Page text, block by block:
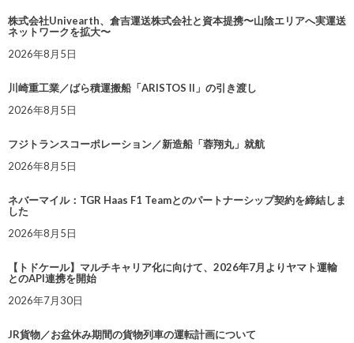
株式会社Univearth、倉吉運送株式会社と資本提携〜山陰エリアへ実運送
ネットワークを拡大〜
2026年8月5日
川崎重工業／ばら積運搬船「ARISTOS II」の引き渡し
2026年8月5日
フジトランスコーポレーション／新造船「蓉翔丸」就航
2026年8月5日
ネバーマイル：TGR Haas F1 Teamとのパートナーシップ契約を締結しま
した
2026年8月5日
【トドケール】マルチキャリア化に向けて、2026年7月よりヤマト運輸
とのAPI連携を開始
2026年7月30日
JR貨物／お盆休み期間の貨物列車の運転計画について